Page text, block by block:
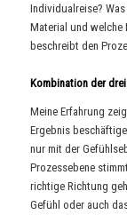
Individualreise?
Material und welche
beschreibt den
Kombination der
Meine Erfahrung
Ergebnis
nur mit der
Prozessebene
richtige Richtung
Gefühl oder auch